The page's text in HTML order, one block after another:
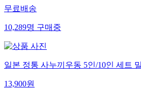
무료배송
10,289명 구매중
일본 정통 사누끼우동 5인/10인 세트
13,900원